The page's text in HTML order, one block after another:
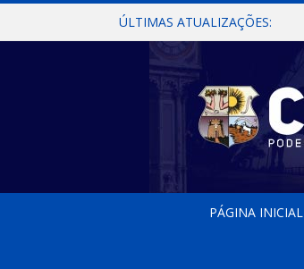
ÚLTIMAS ATUALIZAÇÕES:
PÁGINA INICIAL